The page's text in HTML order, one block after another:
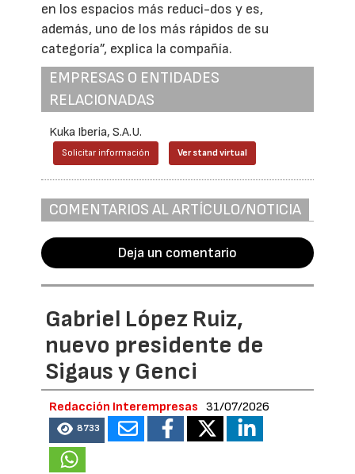
en los espacios más reduci-dos y es,
además, uno de los más rápidos de su
categoría”, explica la compañía.
EMPRESAS O ENTIDADES
RELACIONADAS
Kuka Iberia, S.A.U.
Solicitar información Ver stand virtual
COMENTARIOS AL ARTÍCULO/NOTICIA
Deja un comentario
Gabriel López Ruiz,
nuevo presidente de
Sigaus y Genci
Redacción Interempresas 31/07/2026
8733